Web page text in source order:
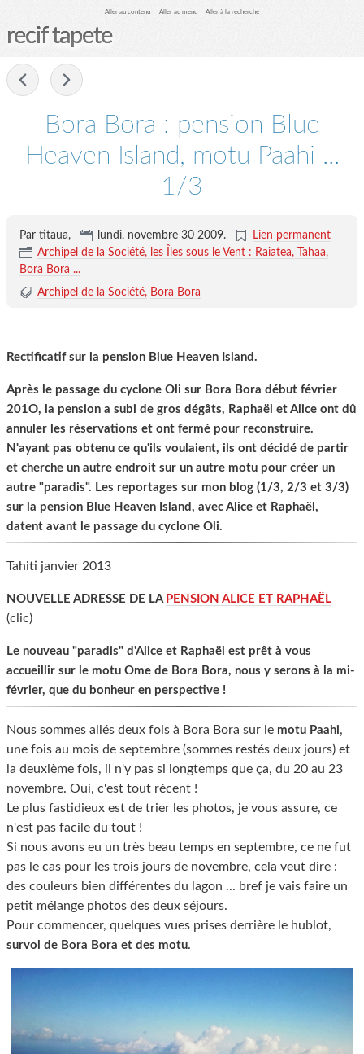
Aller au contenu Aller au menu Aller à la recherche
recif tapete
Bora Bora : pension Blue
Heaven Island, motu Paahi ...
1/3
Par titaua, lundi, novembre 30 2009.
Lien permanent
Archipel de la Société, les Îles sous le Vent : Raiatea, Tahaa,
Bora Bora ...
Archipel de la Société
Bora Bora
Rectificatif sur la pension Blue Heaven Island.
Après le passage du cyclone Oli sur Bora Bora début février
201O, la pension a subi de gros dégâts, Raphaël et Alice ont dû
annuler les réservations et ont fermé pour reconstruire.
N'ayant pas obtenu ce qu'ils voulaient, ils ont décidé de partir
et cherche un autre endroit sur un autre motu pour créer un
autre "paradis". Les reportages sur mon blog (1/3, 2/3 et 3/3)
sur la pension Blue Heaven Island, avec Alice et Raphaël,
datent avant le passage du cyclone Oli.
Tahiti janvier 2013
NOUVELLE ADRESSE DE LA PENSION ALICE ET RAPHAËL
(clic)
Le nouveau "paradis" d'Alice et Raphaël est prêt à vous
accueillir sur le motu Ome de Bora Bora, nous y serons à la mi-
février, que du bonheur en perspective !
Nous sommes allés deux fois à Bora Bora sur le motu Paahi,
une fois au mois de septembre (sommes restés deux jours) et
la deuxième fois, il n'y pas si longtemps que ça, du 20 au 23
novembre. Oui, c'est tout récent !
Le plus fastidieux est de trier les photos, je vous assure, ce
n'est pas facile du tout !
Si nous avons eu un très beau temps en septembre, ce ne fut
pas le cas pour les trois jours de novembre, cela veut dire :
des couleurs bien différentes du lagon ... bref je vais faire un
petit mélange photos des deux séjours.
Pour commencer, quelques vues prises derrière le hublot,
survol de Bora Bora et des motu.